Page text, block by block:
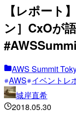
【レポート
ン］CxOが
AWS Summit
AWS イベントレ
城岸直希
2018.05.30